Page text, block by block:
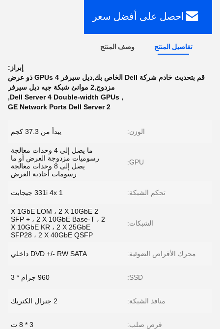
احصل على أفضل سعر
تفاصيل المنتج وصف المنتج
إبراز:
قم بتحديث خادم شركة Dell الخاص بك,ديل سيرفر 4 GPUs ذو عرض
مزدوج,2 موانئ شبكة جيه ديل سيرفر
,
Dell Server 4 Double-width GPUs
,
2 GE Network Ports Dell Server
الوزن: يبدأ من 37.3 كجم
GPU:
ما يصل إلى 4 وحدات معالجة
رسوميات مزدوجة العرض أو ما
يصل إلى 8 وحدات معالجة
رسومات أحادية العرض
تحكم الشبكة: 331i 4x 1 جيجابت
الشبكات:
2 X 1GbE LOM ، 2 X 10GbE
SFP + ، 2 X 10GbE Base-T ، 2
X 10GbE KR ، 2 X 25GbE
SFP28 ، 2 X 40GbE QSFP
محرك الأقراص الضوئية: DVD +/- RW SATA داخلي
SSD: 960 جرام * 3
منافذ الشبكة: 2 جنرال الكتريك
قرص صلب: 3 * 8 ت